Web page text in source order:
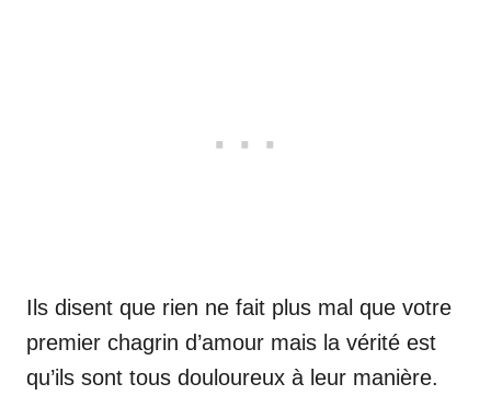
Ils disent que rien ne fait plus mal que votre
premier chagrin d’amour mais la vérité est
qu’ils sont tous douloureux à leur manière.